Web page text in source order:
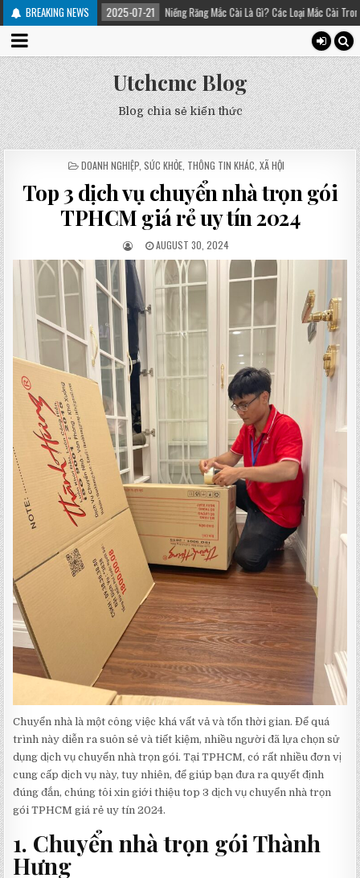
BREAKING NEWS
2025-07-21 Niềng Răng Mắc Cài Là Gì? Các Loại Mắc Cài Trong Niềng Răng –
Utchcmc Blog
Blog chia sẻ kiến thức
POSTED
DOANH NGHIỆP, SỨC KHỎE, THÔNG TIN KHÁC XÃ HỘI
Top 3 dịch vụ chuyển nhà trọn gói
TPHCM giá rẻ uy tín 2024
AUGUST 30, 2024
Chuyển nhà là một công việc khá vất vả và tốn thời gian. Để quá
trình này diễn ra suôn sẻ và tiết kiệm, nhiều người đã lựa chọn sử
dụng dịch vụ chuyển nhà trọn gói. Tại TPHCM, có rất nhiều đơn vị
cung cấp dịch vụ này, tuy nhiên, để giúp bạn đưa ra quyết định
đúng đắn, chúng tôi xin giới thiệu top 3 dịch vụ chuyển nhà trọn
gói TPHCM giá rẻ uy tín 2024.
1. Chuyển nhà trọn gói Thành
Hưng